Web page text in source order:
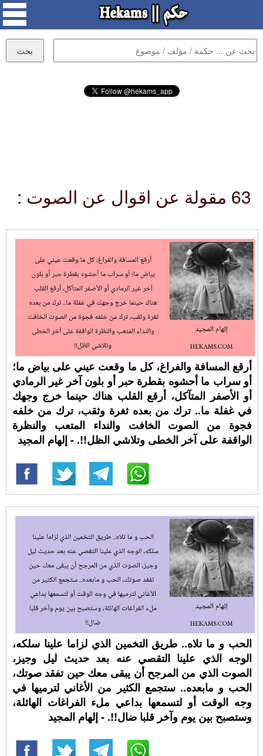
63 مقولة عن اقوال عن الصوت :
أرقع المسافة والفراغ، كل ما وقعت عيني على بياض ما؛
أو سراب ما أحشوه بقطرة حبر أو بلون آخر غير الرمادي
أو الأصفر المتآكل، أرقع القلب هناك حينما خرج وجهك
في غفلة ما.. ترك من بعده ثغرة وثقب، ترك من خلفه
فجوة من الصوت الخافت والنداء المتعب والنظرة
الواقفة على آخر الخطى وتلاشي الظل!!. - إلهام المجيد
الحب و ما تلاه.. طريق التخمين الذي لزاما علينا سلكه،
الوجه الذي علينا التقصي عنه بعد حديث ليل وجيز،
الصوت الذي من المرجح أن يبقى معك حين تفقد صوتك،
الحب و مابعده.. ستجمع الكثير من الأغاني لترميها في
وجه الوقت أو لتسمعها بداعي ملء الفراغات الهائلة،
وستصبح بين يوم وآخر قلبا ضال!!. - إلهام المجيد